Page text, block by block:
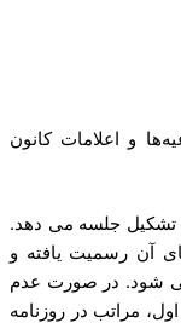
و اعلامات کانون
تشکیل جلسه می دهد.
آن رسمیت یافته و
می شود. در صورت عدم
مراتب در روزنامه